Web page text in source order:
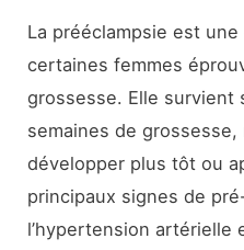
La prééclampsie est
certaines femmes
grossesse. Elle survient
semaines de
développer plus tôt ou
principaux signes de
l’hypertension